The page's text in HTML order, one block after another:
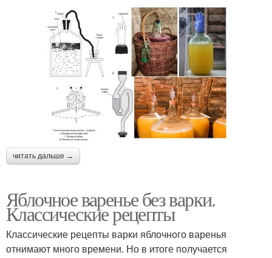
читать дальше →
Яблочное варенье без варки.
Классические рецепты
Классические рецепты варки яблочного варенья
отнимают много времени. Но в итоге получается